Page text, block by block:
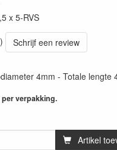
x 5-RVS
Schrijf een review
4mm - Totale lengte
verpakking.
Artikel